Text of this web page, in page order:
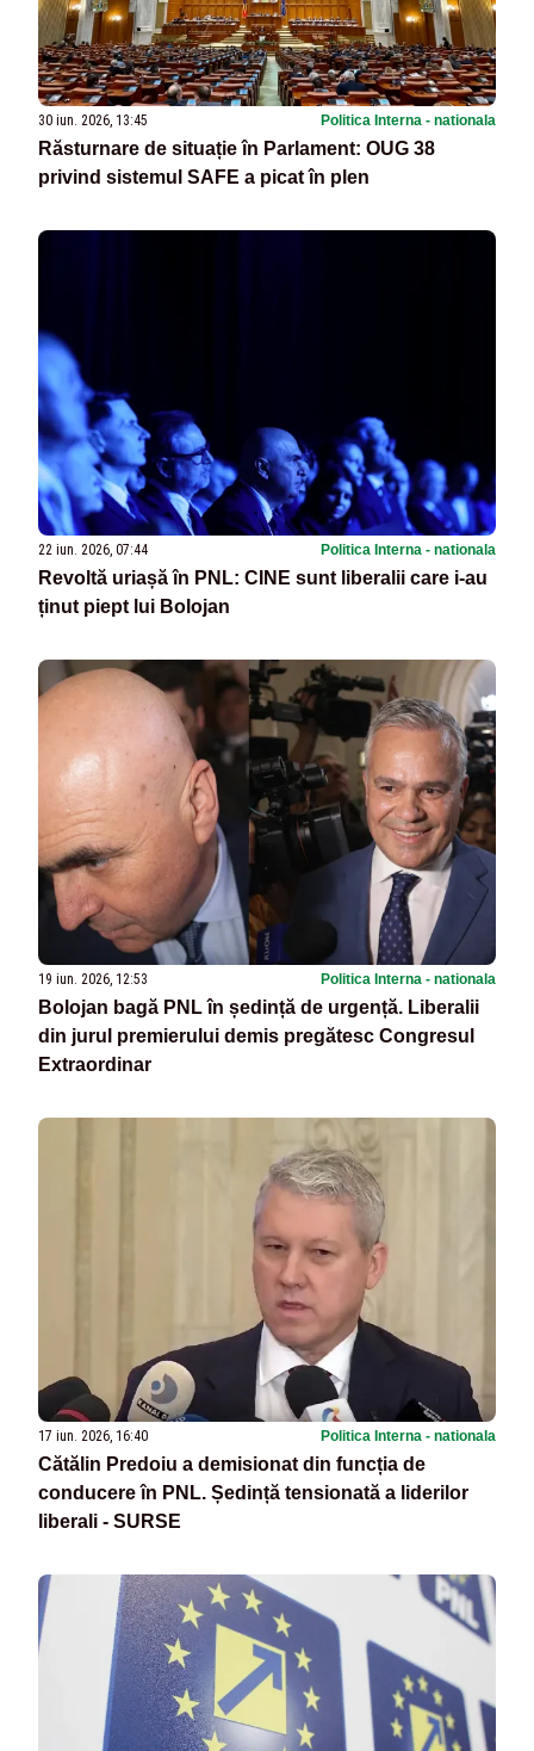
30 iun. 2026, 13:45 Politica Interna - nationala
Răsturnare de situație în Parlament: OUG 38
privind sistemul SAFE a picat în plen
22 iun. 2026, 07:44 Politica Interna - nationala
Revoltă uriașă în PNL: CINE sunt liberalii care i-au
ținut piept lui Bolojan
19 iun. 2026, 12:53 Politica Interna - nationala
Bolojan bagă PNL în ședință de urgență. Liberalii
din jurul premierului demis pregătesc Congresul
Extraordinar
17 iun. 2026, 16:40 Politica Interna - nationala
Cătălin Predoiu a demisionat din funcția de
conducere în PNL. Ședință tensionată a liderilor
liberali - SURSE